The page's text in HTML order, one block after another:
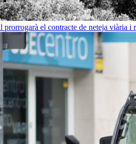
el contracte de neteja viària i